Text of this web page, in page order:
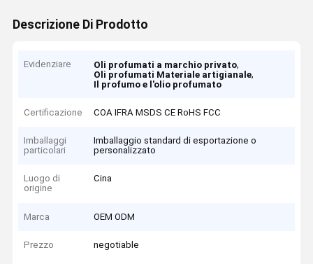
Descrizione Di Prodotto
Evidenziare Oli profumati a marchio privato,
Oli profumati Materiale artigianale,
Il profumo e l'olio profumato
Certificazione COA IFRA MSDS CE RoHS FCC
Imballaggi
particolari
Imballaggio standard di esportazione o
personalizzato
Luogo di
origine
Cina
Marca OEM ODM
Prezzo negotiable